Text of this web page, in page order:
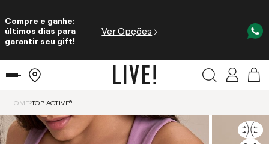
Compre e ganhe:
últimos dias para
garantir seu gift!
Ver Opções
HOME TOP ACTIVE®